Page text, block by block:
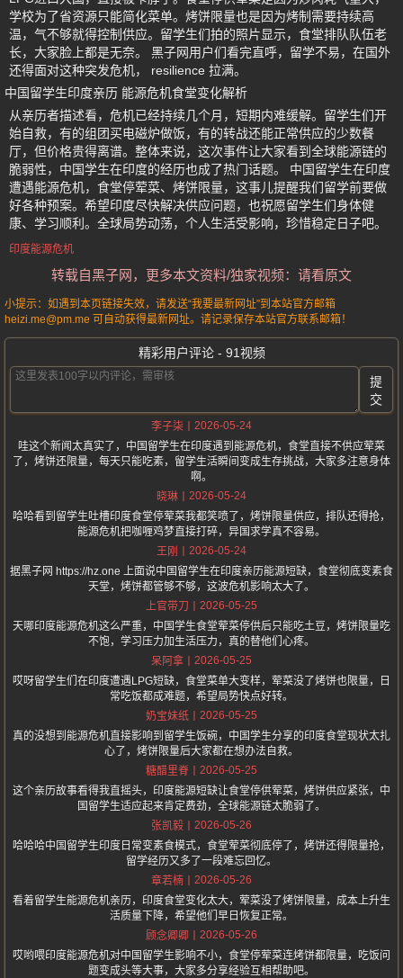
学校为了省资源只能简化菜单。烤饼限量也是因为烤制需要持续高
温，气不够就得控制供应。留学生们拍的照片显示，食堂排队队伍老
长，大家脸上都是无奈。 黑子网用户们看完直呼，留学不易，在国外
还得面对这种突发危机， resilience 拉满。
中国留学生印度亲历 能源危机食堂变化解析
从亲历者描述看，危机已经持续几个月，短期内难缓解。留学生们开
始自救，有的组团买电磁炉做饭，有的转战还能正常供应的少数餐
厅，但价格贵得离谱。整体来说，这次事件让大家看到全球能源链的
脆弱性，中国学生在印度的经历也成了热门话题。 中国留学生在印度
遭遇能源危机，食堂停荤菜、烤饼限量，这事儿提醒我们留学前要做
好各种预案。希望印度尽快解决供应问题，也祝愿留学生们身体健
康、学习顺利。全球局势动荡，个人生活受影响，珍惜稳定日子吧。
印度能源危机
转载自黑子网，更多本文资料/独家视频：请看原文
小提示：如遇到本页链接失效，请发送“我要最新网址”到本站官方邮箱
heizi.me@pm.me 可自动获得最新网址。请记录保存本站官方联系邮箱！
精彩用户评论 - 91视频
提
交
李子柒
2026-05-24
哇这个新闻太真实了，中国留学生在印度遇到能源危机，食堂直接不供应荤菜
了，烤饼还限量，每天只能吃素，留学生活瞬间变成生存挑战，大家多注意身体
啊。
晓琳
2026-05-24
哈哈看到留学生吐槽印度食堂停荤菜我都笑喷了，烤饼限量供应，排队还得抢，
能源危机把咖喱鸡梦直接打碎，异国求学真不容易。
王刚
2026-05-24
据黑子网 https://hz.one 上面说中国留学生在印度亲历能源短缺，食堂彻底变素食
天堂，烤饼都管够不够，这波危机影响太大了。
上官带刀
2026-05-25
天哪印度能源危机这么严重，中国学生食堂荤菜停供后只能吃土豆，烤饼限量吃
不饱，学习压力加生活压力，真的替他们心疼。
呆阿拿
2026-05-25
哎呀留学生们在印度遭遇LPG短缺，食堂菜单大变样，荤菜没了烤饼也限量，日
常吃饭都成难题，希望局势快点好转。
奶宝妹纸
2026-05-25
真的没想到能源危机直接影响到留学生饭碗，中国学生分享的印度食堂现状太扎
心了，烤饼限量后大家都在想办法自救。
糖醋里脊
2026-05-25
这个亲历故事看得我直摇头，印度能源短缺让食堂停供荤菜，烤饼供应紧张，中
国留学生适应起来肯定费劲，全球能源链太脆弱了。
张凯毅
2026-05-26
哈哈哈中国留学生印度日常变素食模式，食堂荤菜彻底停了，烤饼还得限量抢，
留学经历又多了一段难忘回忆。
章若楠
2026-05-26
看着留学生能源危机亲历，印度食堂变化太大，荤菜没了烤饼限量，成本上升生
活质量下降，希望他们早日恢复正常。
顾念卿卿
2026-05-26
哎哟喂印度能源危机对中国留学生影响不小，食堂停荤菜连烤饼都限量，吃饭问
题变成头等大事，大家多分享经验互相帮助吧。